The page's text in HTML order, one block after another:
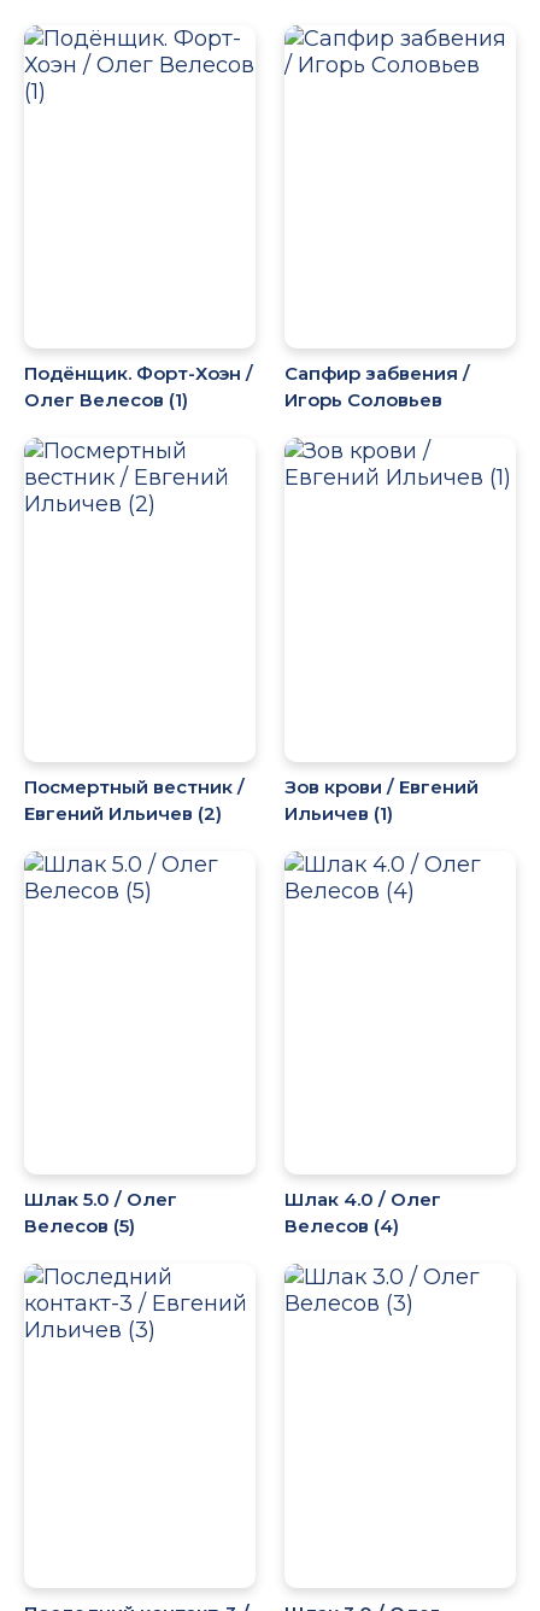
Подёнщик. Форт-Хоэн /
Олег Велесов (1)
Сапфир забвения /
Игорь Соловьев
Посмертный вестник /
Евгений Ильичев (2)
Зов крови / Евгений
Ильичев (1)
Шлак 5.0 / Олег
Велесов (5)
Шлак 4.0 / Олег
Велесов (4)